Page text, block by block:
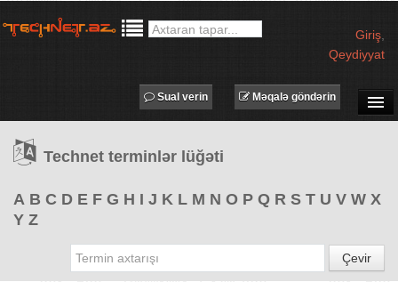
Giriş
Qeydiyyat
TƏDBİRLƏR
PROQRAMLAR
Məqalə göndərin
Sual verin
Technet terminlər lüğəti
A B C D E F G H I J K L M N O P Q R S T U V W X
Y Z
Çevir